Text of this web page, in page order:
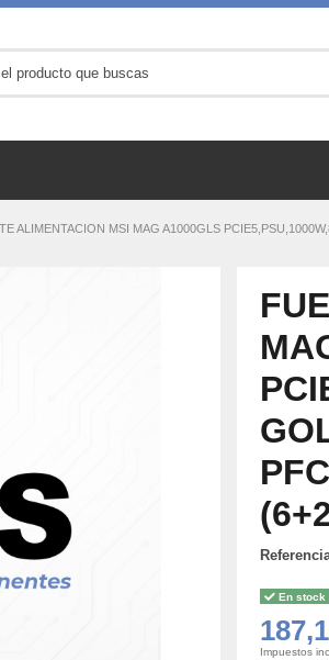
ALIMENTACION MSI MAG A1000GLS
En stock
Impuestos